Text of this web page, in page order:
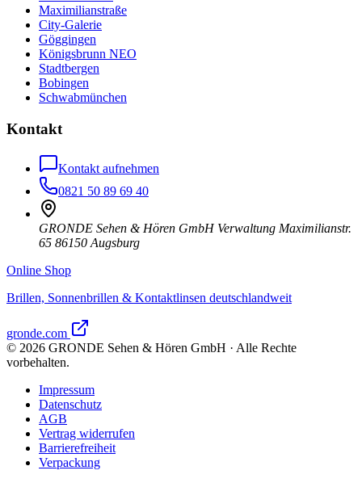
Maximilianstraße
City-Galerie
Göggingen
Königsbrunn NEO
Stadtbergen
Bobingen
Schwabmünchen
Kontakt
Kontakt aufnehmen
0821 50 89 69 40
GRONDE Sehen & Hören GmbH Verwaltung Maximilianstr.
65 86150 Augsburg
Online Shop
Brillen, Sonnenbrillen & Kontaktlinsen deutschlandweit
gronde.com
© 2026 GRONDE Sehen & Hören GmbH · Alle Rechte
vorbehalten.
Impressum
Datenschutz
AGB
Vertrag widerrufen
Barrierefreiheit
Verpackung